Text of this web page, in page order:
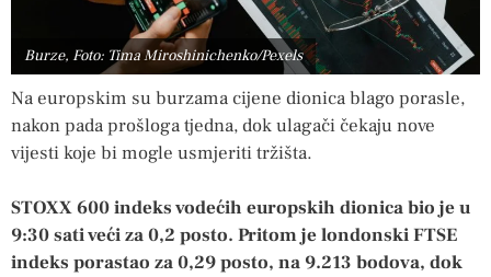
Burze, Foto: Tima Miroshinichenko/Pexels
Na europskim su burzama cijene dionica blago porasle,
nakon pada prošloga tjedna, dok ulagači čekaju nove
vijesti koje bi mogle usmjeriti tržišta.
STOXX 600 indeks vodećih europskih dionica bio je u
9:30 sati veći za 0,2 posto. Pritom je londonski FTSE
indeks porastao za 0,29 posto, na 9.213 bodova, dok